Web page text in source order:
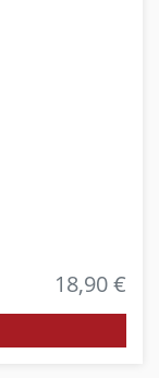
18,90 €